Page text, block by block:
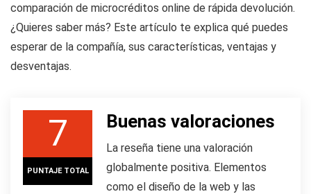
comparación de microcréditos online de rápida devolución.
¿Quieres saber más? Este artículo te explica qué puedes
esperar de la compañía, sus características, ventajas y
desventajas.
7
PUNTAJE TOTAL
Buenas valoraciones
La reseña tiene una valoración
globalmente positiva. Elementos
como el diseño de la web y las